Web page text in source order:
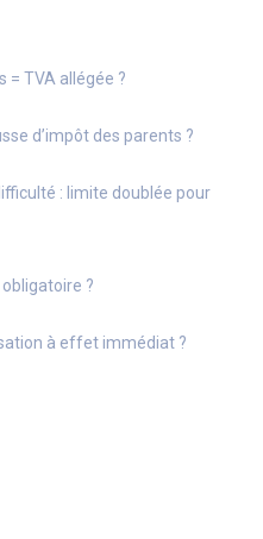
= TVA allégée ?
d’impôt des parents ?
: limite doublée pour
?
à effet immédiat ?